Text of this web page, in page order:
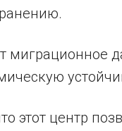
миграционное
этот центр